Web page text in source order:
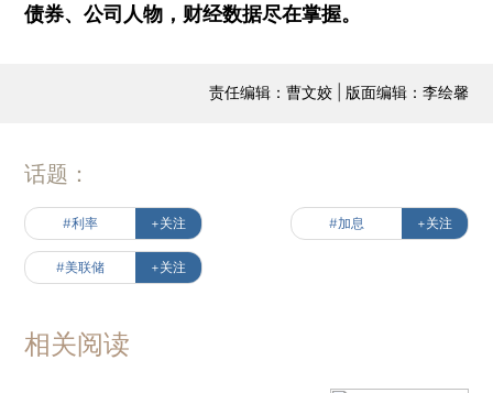
债券、公司人物，财经数据尽在掌握。
责任编辑：曹文姣 | 版面编辑：李绘馨
话题：
#利率 +关注 #加息 +关注
#美联储 +关注
相关阅读